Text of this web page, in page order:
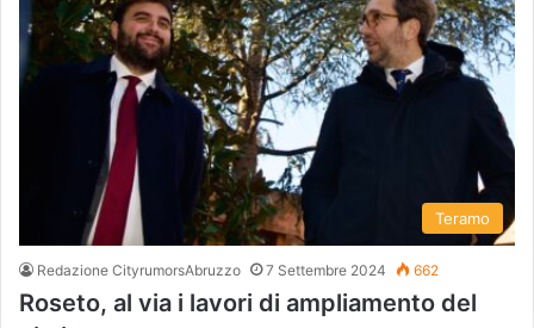
Teramo
Redazione CityrumorsAbruzzo 7 Settembre 2024 662
Roseto, al via i lavori di ampliamento del